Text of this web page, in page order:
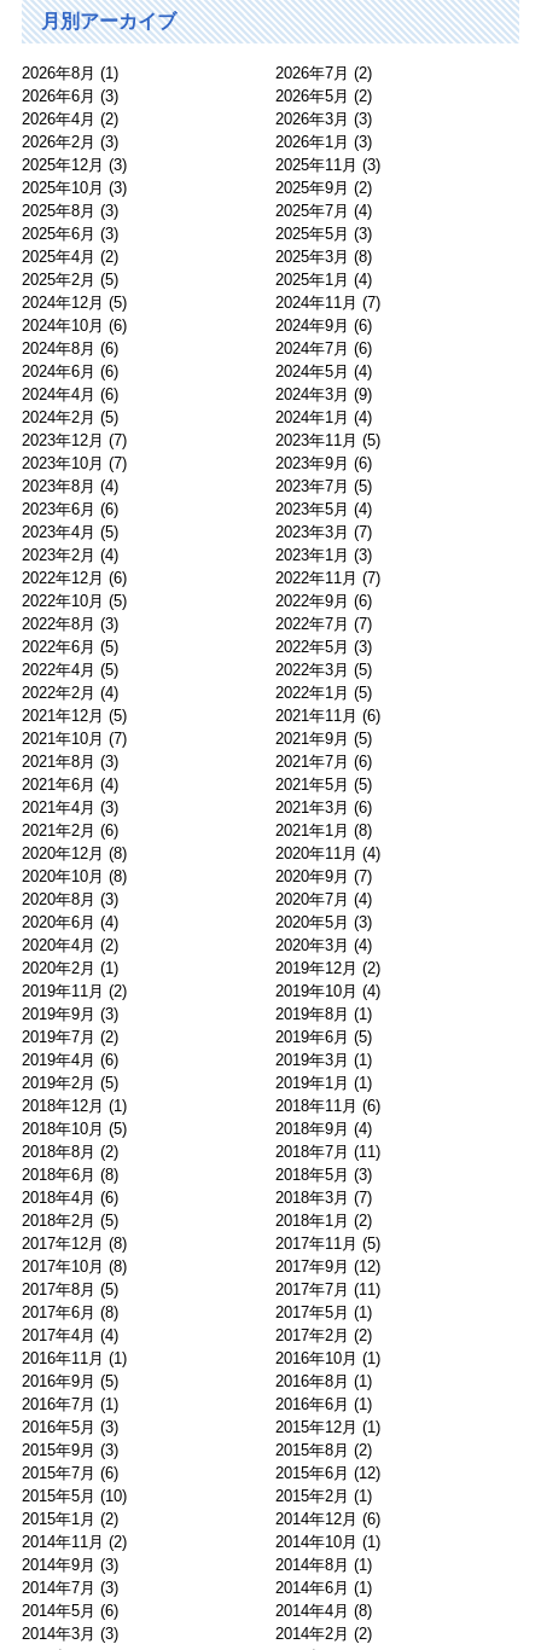
月別アーカイブ
2026年8月 (1) 2026年7月 (2)
2026年6月 (3) 2026年5月 (2)
2026年4月 (2) 2026年3月 (3)
2026年2月 (3) 2026年1月 (3)
2025年12月 (3) 2025年11月 (3)
2025年10月 (3) 2025年9月 (2)
2025年8月 (3) 2025年7月 (4)
2025年6月 (3) 2025年5月 (3)
2025年4月 (2) 2025年3月 (8)
2025年2月 (5) 2025年1月 (4)
2024年12月 (5) 2024年11月 (7)
2024年10月 (6) 2024年9月 (6)
2024年8月 (6) 2024年7月 (6)
2024年6月 (6) 2024年5月 (4)
2024年4月 (6) 2024年3月 (9)
2024年2月 (5) 2024年1月 (4)
2023年12月 (7) 2023年11月 (5)
2023年10月 (7) 2023年9月 (6)
2023年8月 (4) 2023年7月 (5)
2023年6月 (6) 2023年5月 (4)
2023年4月 (5) 2023年3月 (7)
2023年2月 (4) 2023年1月 (3)
2022年12月 (6) 2022年11月 (7)
2022年10月 (5) 2022年9月 (6)
2022年8月 (3) 2022年7月 (7)
2022年6月 (5) 2022年5月 (3)
2022年4月 (5) 2022年3月 (5)
2022年2月 (4) 2022年1月 (5)
2021年12月 (5) 2021年11月 (6)
2021年10月 (7) 2021年9月 (5)
2021年8月 (3) 2021年7月 (6)
2021年6月 (4) 2021年5月 (5)
2021年4月 (3) 2021年3月 (6)
2021年2月 (6) 2021年1月 (8)
2020年12月 (8) 2020年11月 (4)
2020年10月 (8) 2020年9月 (7)
2020年8月 (3) 2020年7月 (4)
2020年6月 (4) 2020年5月 (3)
2020年4月 (2) 2020年3月 (4)
2020年2月 (1) 2019年12月 (2)
2019年11月 (2) 2019年10月 (4)
2019年9月 (3) 2019年8月 (1)
2019年7月 (2) 2019年6月 (5)
2019年4月 (6) 2019年3月 (1)
2019年2月 (5) 2019年1月 (1)
2018年12月 (1) 2018年11月 (6)
2018年10月 (5) 2018年9月 (4)
2018年8月 (2) 2018年7月 (11)
2018年6月 (8) 2018年5月 (3)
2018年4月 (6) 2018年3月 (7)
2018年2月 (5) 2018年1月 (2)
2017年12月 (8) 2017年11月 (5)
2017年10月 (8) 2017年9月 (12)
2017年8月 (5) 2017年7月 (11)
2017年6月 (8) 2017年5月 (1)
2017年4月 (4) 2017年2月 (2)
2016年11月 (1) 2016年10月 (1)
2016年9月 (5) 2016年8月 (1)
2016年7月 (1) 2016年6月 (1)
2016年5月 (3) 2015年12月 (1)
2015年9月 (3) 2015年8月 (2)
2015年7月 (6) 2015年6月 (12)
2015年5月 (10) 2015年2月 (1)
2015年1月 (2) 2014年12月 (6)
2014年11月 (2) 2014年10月 (1)
2014年9月 (3) 2014年8月 (1)
2014年7月 (3) 2014年6月 (1)
2014年5月 (6) 2014年4月 (8)
2014年3月 (3) 2014年2月 (2)